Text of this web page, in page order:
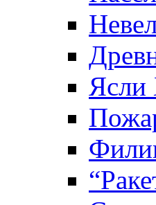
Ясли